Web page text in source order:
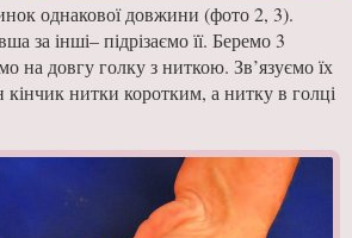
од­накової довжини (фото 2, 3).
за інші– підрізаємо її. Беремо 3
на довгу голку з ниткою. Зв’язу­ємо їх
нитки коротким, а нитку в голці